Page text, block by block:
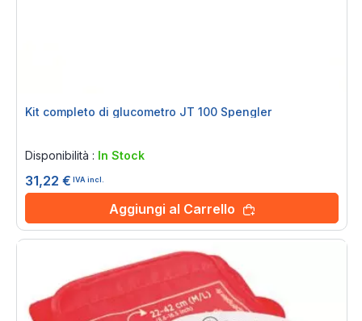
Kit completo di glucometro JT 100 Spengler
Disponibilità : In Stock
31,22 € IVA incl.
Aggiungi al Carrello